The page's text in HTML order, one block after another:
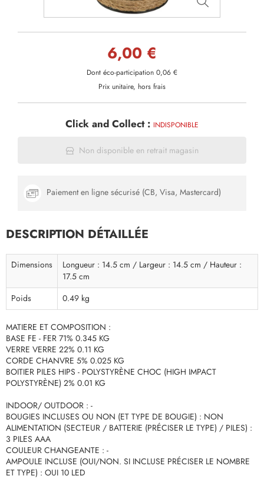
6,00 €
Dont éco-participation 0,06 €
Prix unitaire, hors frais
Click and Collect : INDISPONIBLE
Non disponible en retrait magasin
Paiement en ligne sécurisé (CB, Visa, Mastercard)
DESCRIPTION DÉTAILLÉE
Dimensions
Longueur : 14.5 cm / Largeur : 14.5 cm / Hauteur :
17.5 cm
Poids
0.49 kg
MATIERE ET COMPOSITION :
BASE FE - FER 71% 0.345 KG
VERRE VERRE 22% 0.11 KG
CORDE CHANVRE 5% 0.025 KG
BOITIER PILES HIPS - POLYSTYRÈNE CHOC (HIGH IMPACT
POLYSTYRÈNE) 2% 0.01 KG
INDOOR/ OUTDOOR : -
BOUGIES INCLUSES OU NON (ET TYPE DE BOUGIE) : NON
ALIMENTATION (SECTEUR / BATTERIE (PRÉCISER LE TYPE) / PILES) :
3 PILES AAA
COULEUR CHANGEANTE : -
AMPOULE INCLUSE (OUI/NON. SI INCLUSE PRÉCISER LE NOMBRE
ET TYPE) : OUI 10 LED